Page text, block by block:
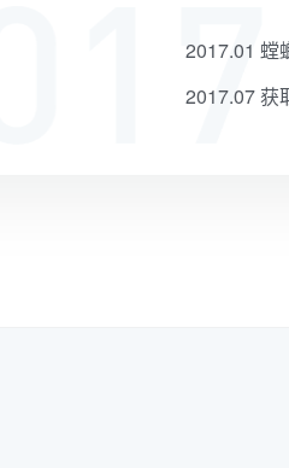
2017.02 螳螂营销云
2017.09 获得国家高